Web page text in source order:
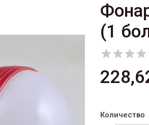
(1

Количество